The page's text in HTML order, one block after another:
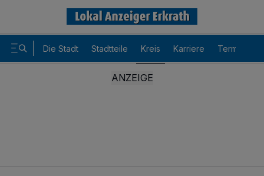
Die Stadt Stadtteile Kreis Karriere Termine